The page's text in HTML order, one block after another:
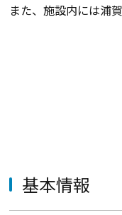
また、施設内には浦
基本情報